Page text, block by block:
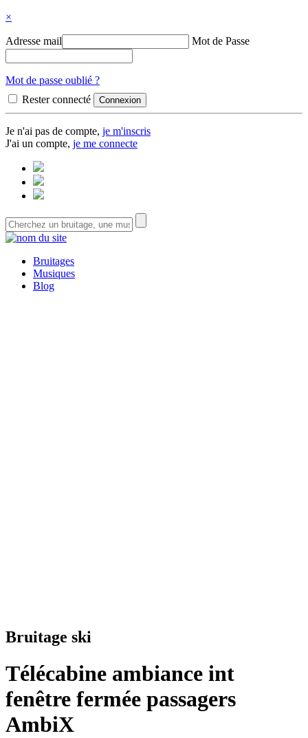
×
Adresse mail Mot de Passe
Mot de passe oublié ?
Rester connecté
Je n'ai pas de compte, je m'inscris
J'ai un compte, je me connecte
Bruitages
Musiques
Blog
Bruitage ski
Télécabine ambiance int
fenêtre fermée passagers
AmbiX